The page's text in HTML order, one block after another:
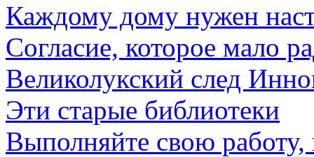
Каждому дому нужен
Согласие, которое мало
Великолукский след
Эти старые библиотеки
Выполняйте свою работу,